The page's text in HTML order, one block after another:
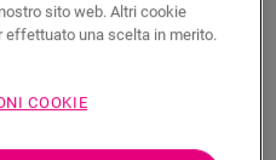
VERNICIABILE
QSHSK80PAINT
sito web. Altri cookie
effettuato una scelta in merito.
COOKIE